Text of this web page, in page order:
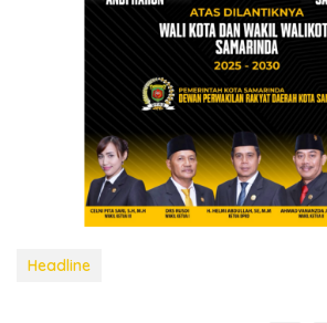
Headline